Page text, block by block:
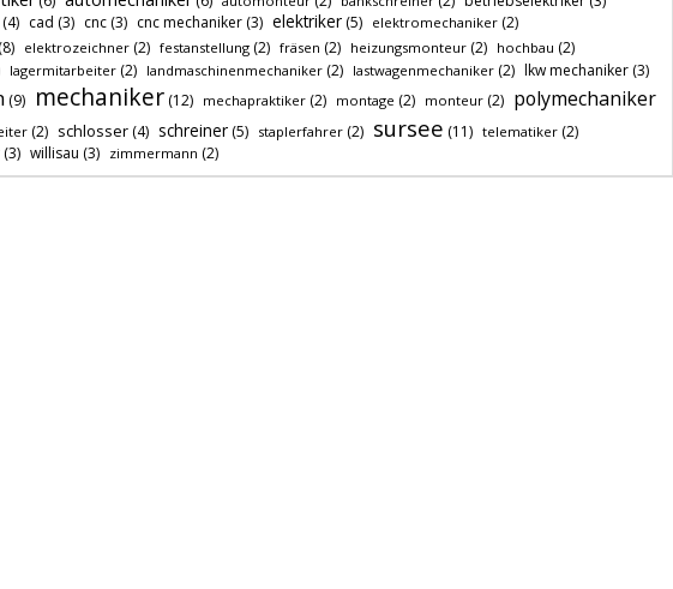
(4) cad (3) cnc (3) cnc mechaniker (3) elektriker (5) elektromechaniker (2)
(8) elektrozeichner (2) festanstellung (2) fräsen (2) heizungsmonteur (2) hochbau (2)
lagermitarbeiter (2) landmaschinenmechaniker (2) lastwagenmechaniker (2) lkw mechaniker (3)
(9) mechaniker (12) mechapraktiker (2) montage (2) monteur (2) polymechaniker
(2) schlosser (4) schreiner (5) staplerfahrer (2) sursee (11) telematiker (2)
(3) willisau (3) zimmermann (2)